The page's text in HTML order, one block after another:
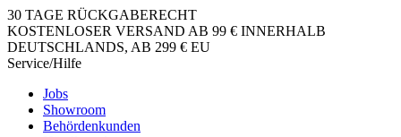
30 TAGE RÜCKGABERECHT
KOSTENLOSER VERSAND AB 99 € INNERHALB
DEUTSCHLANDS, AB 299 € EU
Service/Hilfe
Jobs
Showroom
Behördenkunden